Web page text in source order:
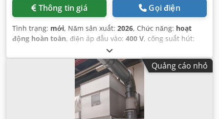
Thông tin giá Gọi điện
Tình trạng: mới, Năm sản xuất: 2026, Chức năng: hoạt
động hoàn toàn, điện áp đầu vào: 400 V, công suất hút:
, tổng chiều cao:2.970 mm
930 mm, tổng chiều rộng:930 mm, trọng lượng tổng cộng:
Quảng cáo nhỏ